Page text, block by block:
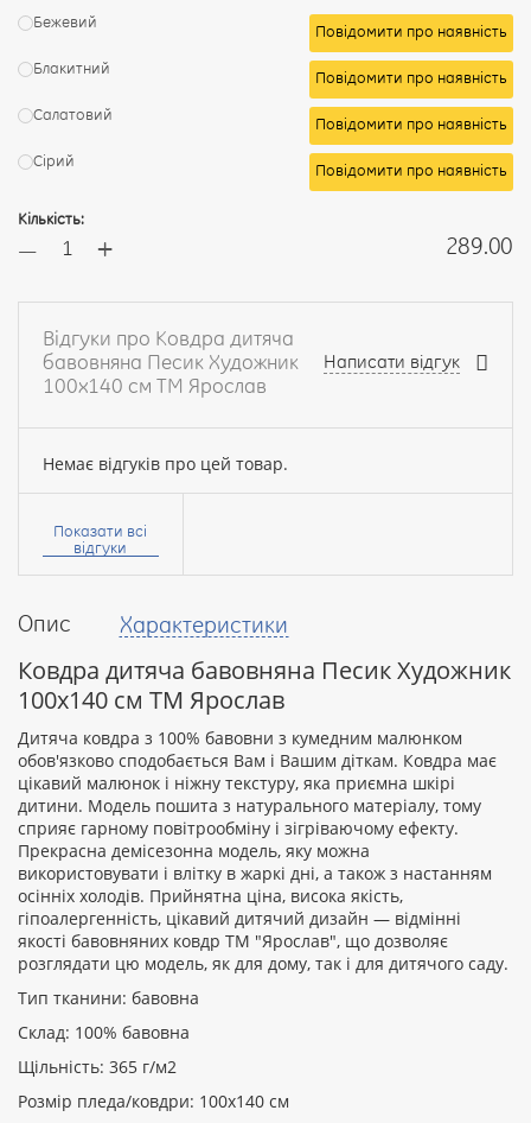
Опис Характеристики
Ковдра дитяча бавовняна Песик Художник
100х140 см ТМ Ярослав
Дитяча ковдра з 100% бавовни з кумедним малюнком
обов'язково сподобається Вам і Вашим діткам. Ковдра має
цікавий малюнок і ніжну текстуру, яка приємна шкірі
дитини. Модель пошита з натурального матеріалу, тому
сприяє гарному повітрообміну і зігріваючому ефекту.
Прекрасна демісезонна модель, яку можна
використовувати і влітку в жаркі дні, а також з настанням
осінніх холодів. Прийнятна ціна, висока якість,
гіпоалергенність, цікавий дитячий дизайн — відмінні
якості бавовняних ковдр ТМ "Ярослав", що дозволяє
розглядати цю модель, як для дому, так і для дитячого саду.
Тип тканини: бавовна
Склад: 100% бавовна
Щільність: 365 г/м2
Розмір пледа/ковдри: 100х140 см
Бежевий
Повідомити про наявність
Блакитний
Повідомити про наявність
Салатовий
Повідомити про наявність
Сірий
Повідомити про наявність
Кількість:
— + 289.00
Відгуки про Ковдра дитяча
бавовняна Песик Художник
100х140 см ТМ Ярослав
Написати відгук
Немає відгуків про цей товар.
Ваше
Ваш
Рейтинг:
ПРОДОВЖИТИ
Показати всі
відгуки